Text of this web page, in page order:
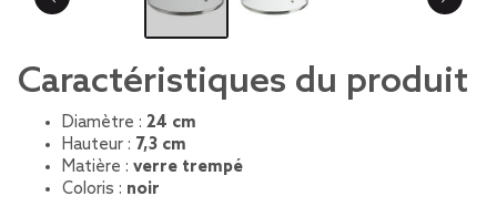
Caractéristiques du produit
Diamètre : 24 cm
Hauteur : 7,3 cm
Matière : verre trempé
Coloris : noir